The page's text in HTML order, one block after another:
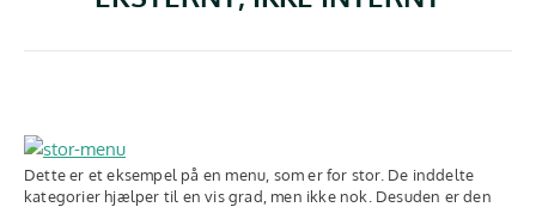
Dette er et eksempel på en menu, som er for stor. De inddelte
kategorier hjælper til en vis grad, men ikke nok. Desuden er den